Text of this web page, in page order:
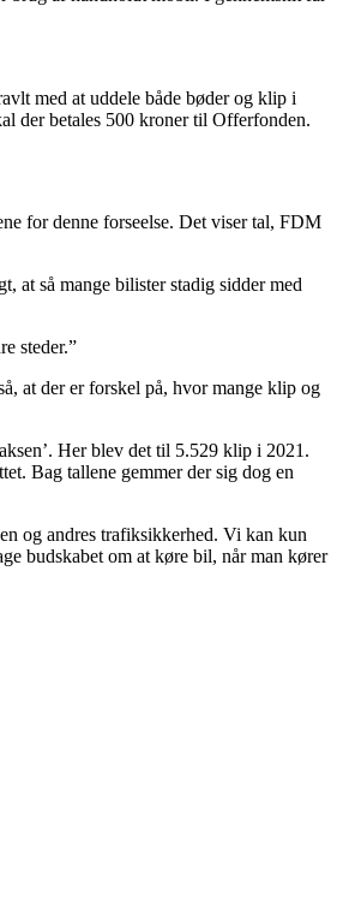
med at uddele både bøder og klip i
der betales 500 kroner til Offerfonden.
for denne forseelse. Det viser tal, FDM
at så mange bilister stadig sidder med
steder.”
at der er forskel på, hvor mange klip og
Her blev det til 5.529 klip i 2021.
Bag tallene gemmer der sig dog en
og andres trafiksikkerhed. Vi kan kun
budskabet om at køre bil, når man kører